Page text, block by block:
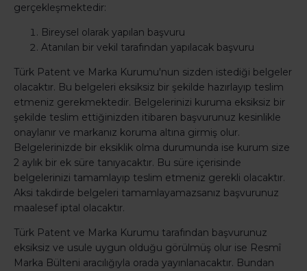
gerçekleşmektedir:
Bireysel olarak yapılan başvuru
Atanılan bir vekil tarafından yapılacak başvuru
Türk Patent ve Marka Kurumu'nun sizden istediği belgeler
olacaktır. Bu belgeleri eksiksiz bir şekilde hazırlayıp teslim
etmeniz gerekmektedir. Belgelerinizi kuruma eksiksiz bir
şekilde teslim ettiğinizden itibaren başvurunuz kesinlikle
onaylanır ve markanız koruma altına girmiş olur.
Belgelerinizde bir eksiklik olma durumunda ise kurum size
2 aylık bir ek süre tanıyacaktır. Bu süre içerisinde
belgelerinizi tamamlayıp teslim etmeniz gerekli olacaktır.
Aksi takdirde belgeleri tamamlayamazsanız başvurunuz
maalesef iptal olacaktır.
Türk Patent ve Marka Kurumu tarafından başvurunuz
eksiksiz ve usule uygun olduğu görülmüş olur ise Resmî
Marka Bülteni aracılığıyla orada yayınlanacaktır. Bundan